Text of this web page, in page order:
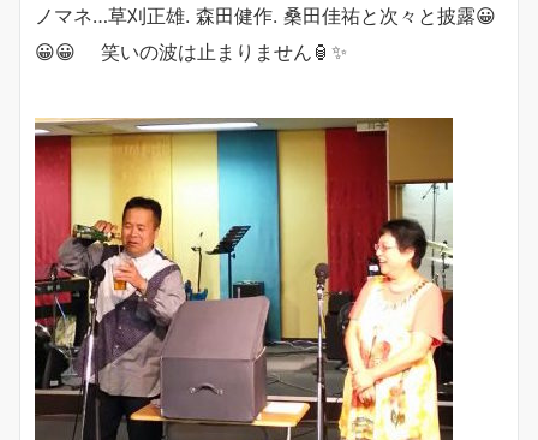
ノマネ…草刈正雄. 森田健作. 桑田佳祐と次々と披露😀
😀😀 笑いの波は止まりません🏮✨